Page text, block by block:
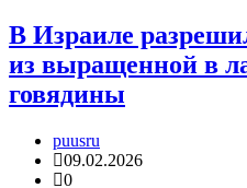
В Израиле
из выращенной в
говядины
puusru
09.02.2026
0